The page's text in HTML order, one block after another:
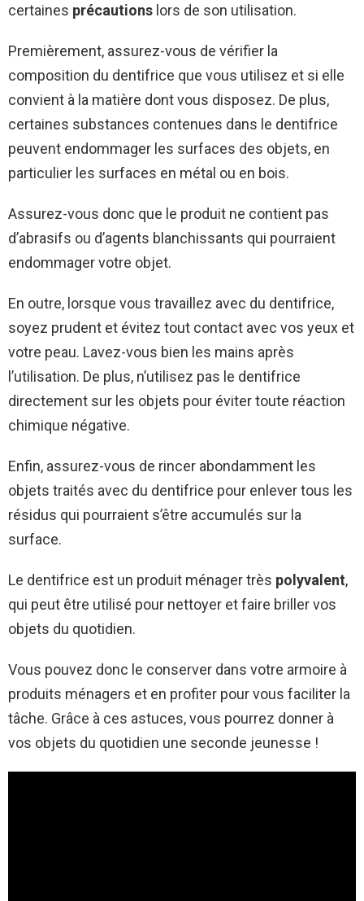
certaines précautions lors de son utilisation.
Premièrement, assurez-vous de vérifier la
composition du dentifrice que vous utilisez et si elle
convient à la matière dont vous disposez. De plus,
certaines substances contenues dans le dentifrice
peuvent endommager les surfaces des objets, en
particulier les surfaces en métal ou en bois.
Assurez-vous donc que le produit ne contient pas
d’abrasifs ou d’agents blanchissants qui pourraient
endommager votre objet.
En outre, lorsque vous travaillez avec du dentifrice,
soyez prudent et évitez tout contact avec vos yeux et
votre peau. Lavez-vous bien les mains après
l’utilisation. De plus, n’utilisez pas le dentifrice
directement sur les objets pour éviter toute réaction
chimique négative.
Enfin, assurez-vous de rincer abondamment les
objets traités avec du dentifrice pour enlever tous les
résidus qui pourraient s’être accumulés sur la
surface.
Le dentifrice est un produit ménager très polyvalent,
qui peut être utilisé pour nettoyer et faire briller vos
objets du quotidien.
Vous pouvez donc le conserver dans votre armoire à
produits ménagers et en profiter pour vous faciliter la
tâche. Grâce à ces astuces, vous pourrez donner à
vos objets du quotidien une seconde jeunesse !